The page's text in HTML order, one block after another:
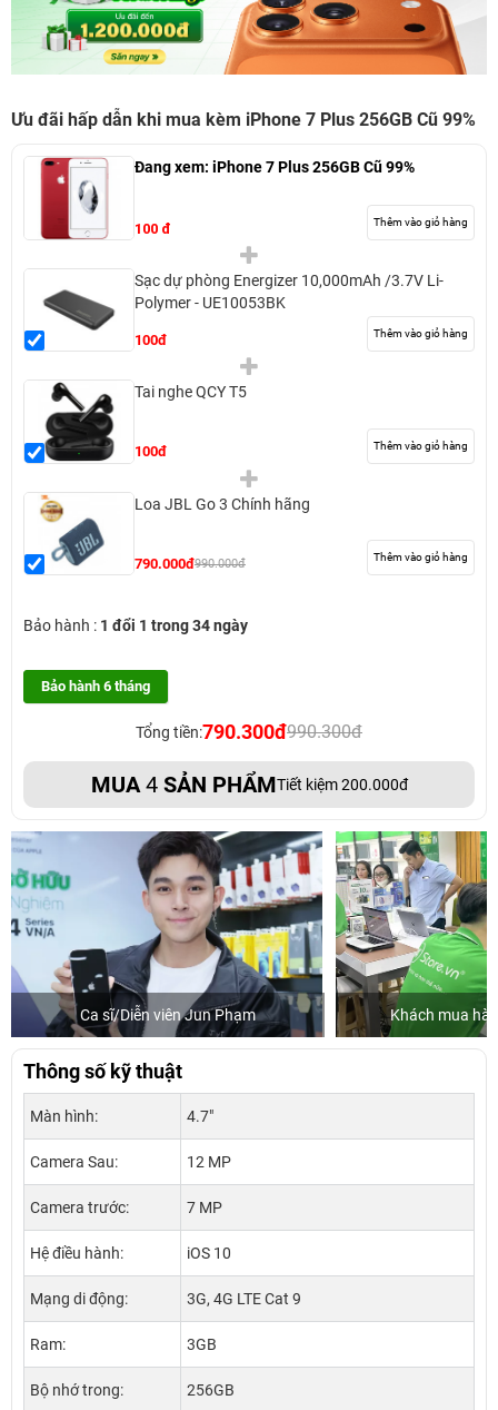
Ưu đãi hấp dẫn khi mua kèm iPhone 7 Plus 256GB Cũ 99%
Đang xem: iPhone 7 Plus 256GB Cũ 99%
100 đ Thêm vào giỏ hàng
Sạc dự phòng Energizer 10,000mAh /3.7V Li-
Polymer - UE10053BK
100đ Thêm vào giỏ hàng
Tai nghe QCY T5
100đ Thêm vào giỏ hàng
Loa JBL Go 3 Chính hãng
790.000đ990.000đ Thêm vào giỏ hàng
Bảo hành : 1 đổi 1 trong 34 ngày
Bảo hành 6 tháng
Tổng tiền:790.300đ990.300đ
MUA4SẢN PHẨMTiết kiệm 200.000đ
Khách mua hàng tại 24hStore Ca sĩ
Thông số kỹ thuật
Màn hình: 4.7"
Camera Sau: 12 MP
Camera trước: 7 MP
Hệ điều hành: iOS 10
Mạng di động: 3G, 4G LTE Cat 9
Ram: 3GB
Bộ nhớ trong: 256GB